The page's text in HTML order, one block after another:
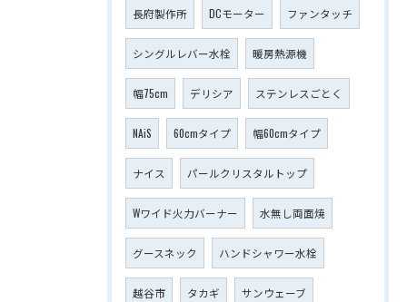
長府製作所 DCモーター ファンタッチ
シングルレバー水栓 暖房熱源機
幅75cm デリシア ステンレスごとく
NAiS 60cmタイプ 幅60cmタイプ
ナイス パールクリスタルトップ
Wワイド火力バーナー 水無し両面焼
グースネック ハンドシャワー水栓
越谷市 タカギ サンウェーブ